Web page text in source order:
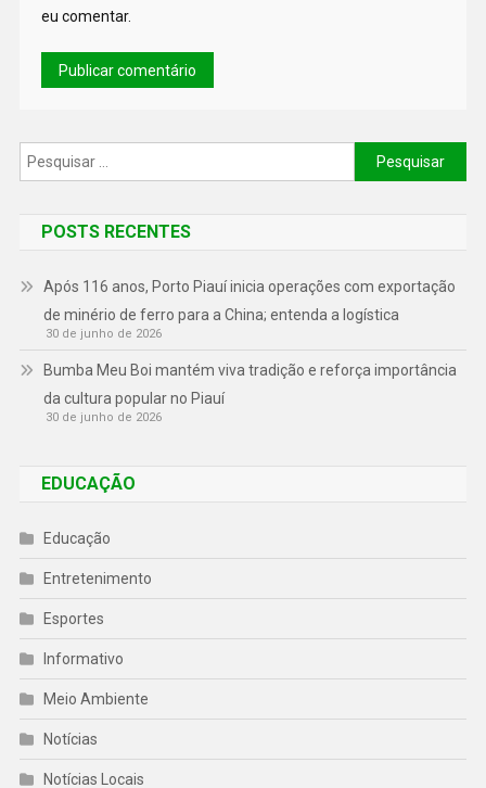
eu comentar.
POSTS RECENTES
Após 116 anos, Porto Piauí inicia operações com exportação
de minério de ferro para a China; entenda a logística
30 de junho de 2026
Bumba Meu Boi mantém viva tradição e reforça importância
da cultura popular no Piauí
30 de junho de 2026
EDUCAÇÃO
Educação
Entretenimento
Esportes
Informativo
Meio Ambiente
Notícias
Notícias Locais